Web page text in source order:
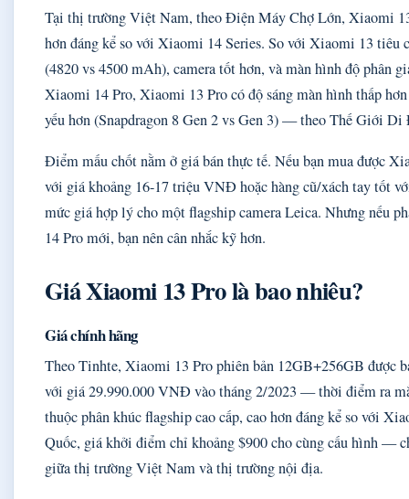
Tại thị trường Việt Nam, theo Điện Máy Chợ Lớn, Xiaomi
hơn đáng kể so với Xiaomi 14 Series. So với Xiaomi 13 tiêu
(4820 vs 4500 mAh), camera tốt hơn, và màn hình độ phân
Xiaomi 14 Pro, Xiaomi 13 Pro có độ sáng màn hình thấp
yếu hơn (Snapdragon 8 Gen 2 vs Gen 3) — theo Thế Giới Di
Điểm mấu chốt nằm ở giá bán thực tế. Nếu bạn mua được
với giá khoảng 16-17 triệu VNĐ hoặc hàng cũ/xách tay tốt
mức giá hợp lý cho một flagship camera Leica. Nhưng nếu
14 Pro mới, bạn nên cân nhắc kỹ hơn.
Giá Xiaomi 13 Pro là bao nhiêu?
Giá chính hãng
Theo Tinhte, Xiaomi 13 Pro phiên bản 12GB+256GB được
với giá 29.990.000 VNĐ vào tháng 2/2023 — thời điểm ra
thuộc phân khúc flagship cao cấp, cao hơn đáng kể so với
Quốc, giá khởi điểm chỉ khoảng $900 cho cùng cấu hình —
giữa thị trường Việt Nam và thị trường nội địa.